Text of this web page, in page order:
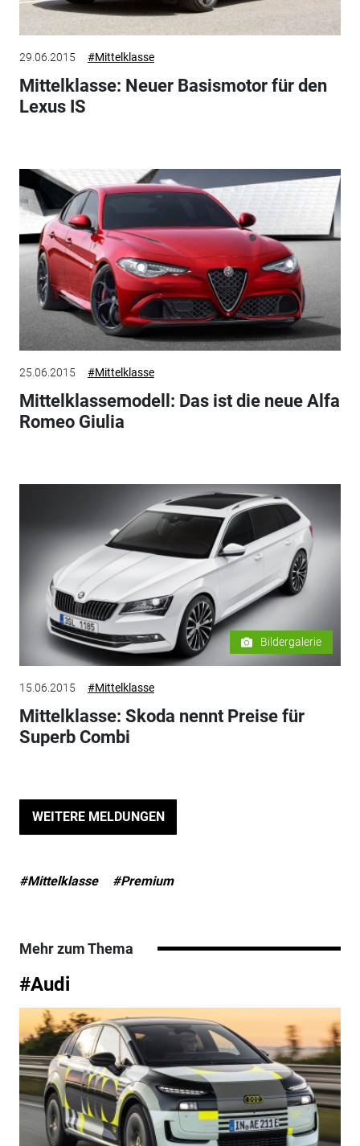
29.06.2015 #Mittelklasse
Mittelklasse: Neuer Basismotor für den
Lexus IS
25.06.2015 #Mittelklasse
Mittelklassemodell: Das ist die neue Alfa
Romeo Giulia
Bildergalerie
15.06.2015 #Mittelklasse
Mittelklasse: Skoda nennt Preise für
Superb Combi
WEITERE MELDUNGEN
#Mittelklasse #Premium
Mehr zum Thema
#Audi